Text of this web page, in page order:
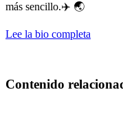
más sencillo.✈️ 🌏
Lee la bio completa
Contenido